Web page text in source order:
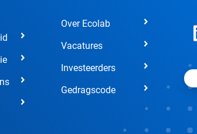
Over Ecolab
Vacatures
Investeerders
Gedragscode